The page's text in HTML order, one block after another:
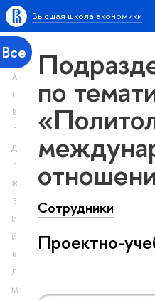
Высшая школа экономики
Все
А
Б
В
Г
Д
Е
Ж
З
И
Й
К
Л
М
по
Сотрудники
Проектно-